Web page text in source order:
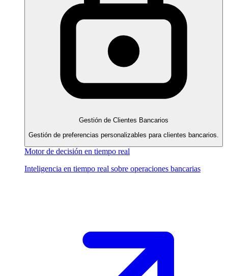
Gestión de Clientes Bancarios
Gestión de preferencias personalizables para clientes bancarios.
Motor de decisión en tiempo real
Inteligencia en tiempo real sobre operaciones bancarias